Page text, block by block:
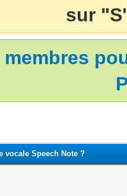
sur
membres
vocale Speech Note ?